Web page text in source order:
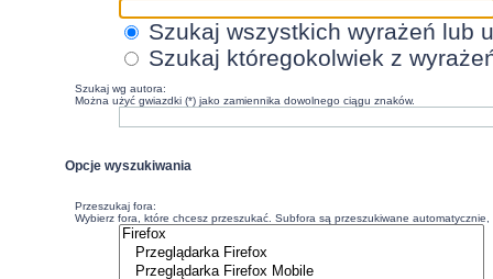
Szukaj wszystkich wyrażeń lub
Szukaj któregokolwiek z
Szukaj wg autora:
Można użyć gwiazdki (*) jako zamiennika dowolnego ciągu znaków.
Opcje wyszukiwania
Przeszukaj fora:
Wybierz fora, które chcesz przeszukać. Subfora są przeszukiwane